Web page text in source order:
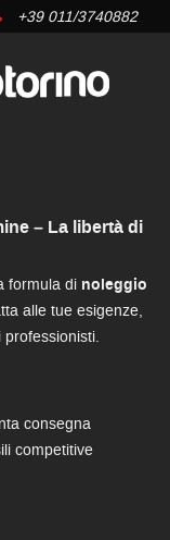
+39 011/3740882
– La libertà di
formula di noleggio
alle tue esigenze,
consegna
competitive